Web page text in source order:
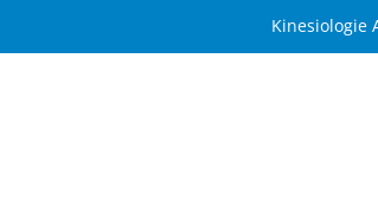
Inhalt
Kinesiologie